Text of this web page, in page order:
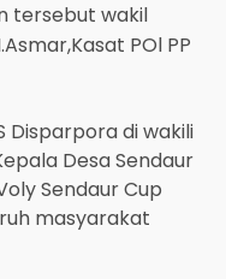
tersebut wakil
POl PP
Disparpora di wakili
Desa Sendaur
Sendaur Cup
masyarakat